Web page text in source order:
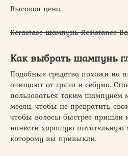
Высокая цена.
Kerastase шампунь Resistance
Как выбрать шампунь
Подобные средства похожи на
очищают от грязи и себума.
пользоваться таким
месяц, чтобы не превратить
чтобы волосы быстрее пришли
нанести хорошую питательную
которому вы привыкли.